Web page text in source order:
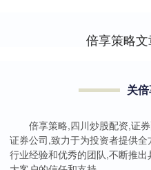
倍享策略
关
倍享策略,四川炒股配资,证
证券公司,致力于为投资者提供
行业经验和优秀的团队,不断推